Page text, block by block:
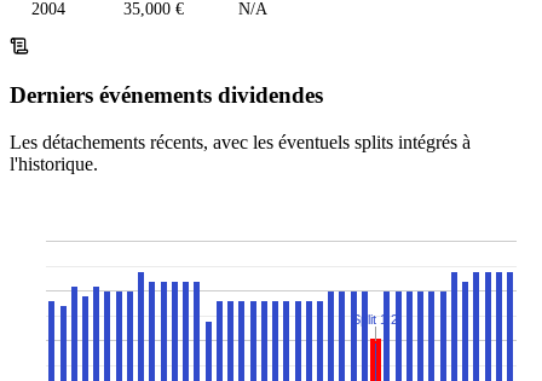
2004 35,000 € N/A
Derniers événements dividendes
Les détachements récents, avec les éventuels splits intégrés à
l'historique.
Split 1:2